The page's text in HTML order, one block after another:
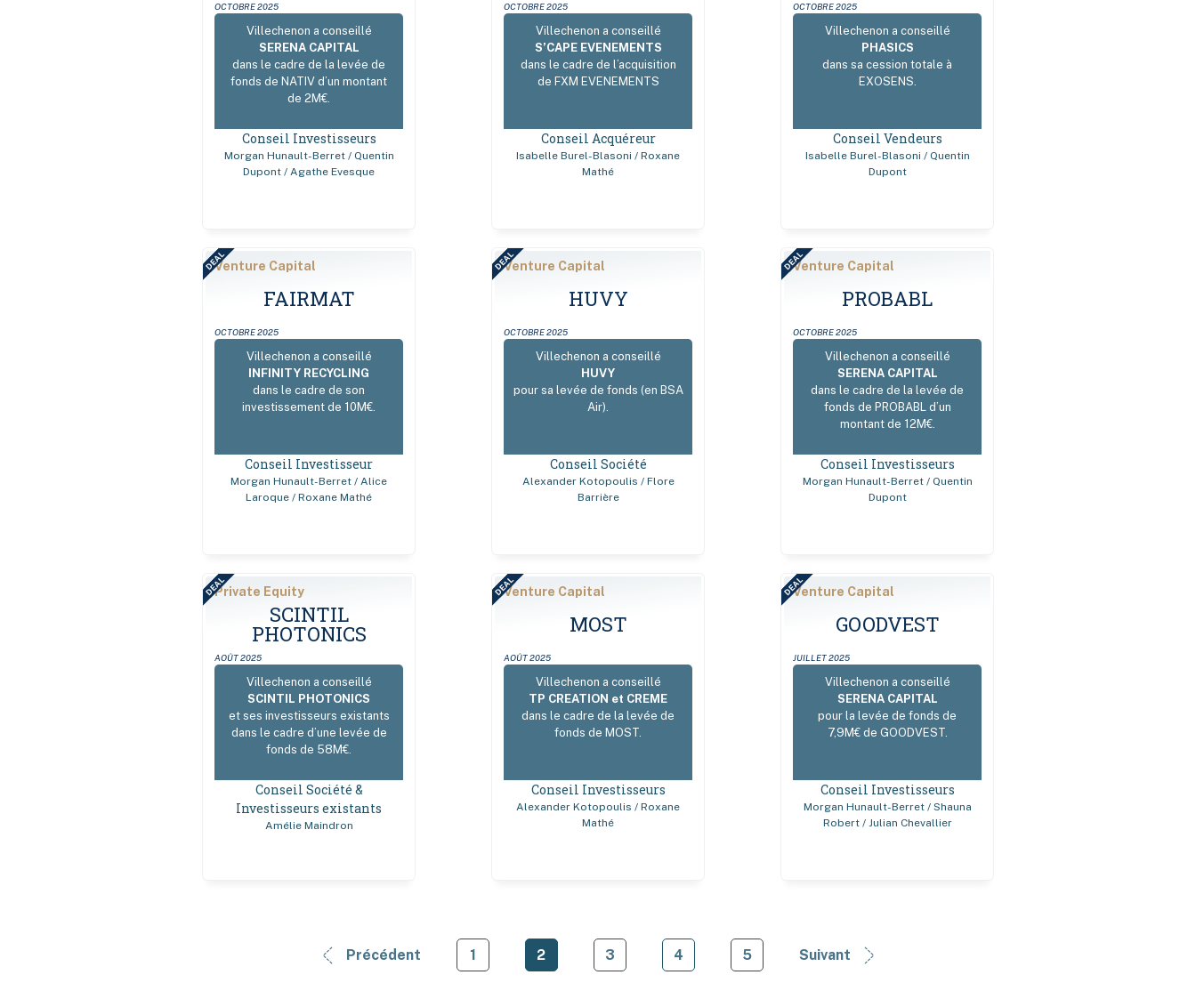
OCTOBRE 2025
Villechenon a conseillé
SERENA CAPITAL
dans le cadre de la levée de
fonds de NATIV d’un montant
de 2M€.
Conseil Investisseurs
Morgan Hunault-Berret / Quentin
Dupont / Agathe Evesque
OCTOBRE 2025
Villechenon a conseillé
S’CAPE EVENEMENTS
dans le cadre de l’acquisition
de FXM EVENEMENTS
Conseil Acquéreur
Isabelle Burel-Blasoni / Roxane
Mathé
OCTOBRE 2025
Villechenon a conseillé
PHASICS
dans sa cession totale à
EXOSENS.
Conseil Vendeurs
Isabelle Burel-Blasoni / Quentin
Dupont
Venture Capital
FAIRMAT
OCTOBRE 2025
Villechenon a conseillé
INFINITY RECYCLING
dans le cadre de son
investissement de 10M€.
Conseil Investisseur
Morgan Hunault-Berret / Alice
Laroque / Roxane Mathé
DEAL Venture Capital
HUVY
OCTOBRE 2025
Villechenon a conseillé
HUVY
pour sa levée de fonds (en BSA
Air).
Conseil Société
Alexander Kotopoulis / Flore
Barrière
DEAL Venture Capital
PROBABL
OCTOBRE 2025
Villechenon a conseillé
SERENA CAPITAL
dans le cadre de la levée de
fonds de PROBABL d’un
montant de 12M€.
Conseil Investisseurs
Morgan Hunault-Berret / Quentin
Dupont
DEAL
Private Equity
SCINTIL
PHOTONICS
AOÛT 2025
Villechenon a conseillé
SCINTIL PHOTONICS
et ses investisseurs existants
dans le cadre d’une levée de
fonds de 58M€.
Conseil Société &
Investisseurs existants
Amélie Maindron
DEAL Venture Capital
MOST
AOÛT 2025
Villechenon a conseillé
TP CREATION et CREME
dans le cadre de la levée de
fonds de MOST.
Conseil Investisseurs
Alexander Kotopoulis / Roxane
Mathé
DEAL Venture Capital
GOODVEST
JUILLET 2025
Villechenon a conseillé
SERENA CAPITAL
pour la levée de fonds de
7,9M€ de GOODVEST.
Conseil Investisseurs
Morgan Hunault-Berret / Shauna
Robert / Julian Chevallier
DEAL
Précédent 1 2 3 4 5 Suivant